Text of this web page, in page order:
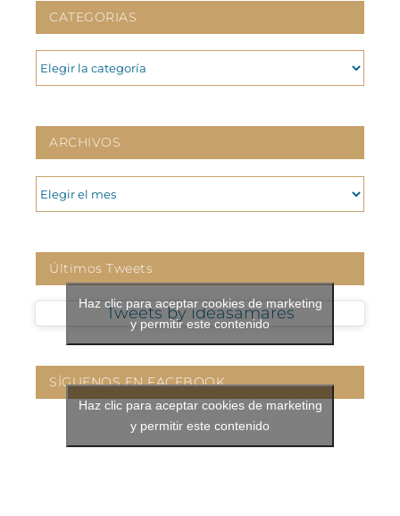
CATEGORIAS
CATEGORIAS
ARCHIVOS
ARCHIVOS
Últimos Tweets
Tweets by ideasamares
Haz clic para aceptar cookies de marketing
y permitir este contenido
SÍGUENOS EN FACEBOOK
Haz clic para aceptar cookies de marketing
y permitir este contenido